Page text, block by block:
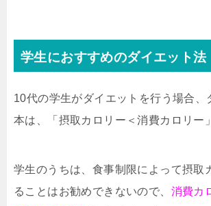
学生におすすめのダイエット法
10代の学生がダイエットを行う場合、
本は、「摂取カロリー＜消費カロリー
学生のうちは、食事制限によって摂取
ることはお勧めできないので、 消費カ